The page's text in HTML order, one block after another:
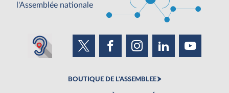
l'Assemblée nationale
BOUTIQUE DE L'ASSEMBLEE